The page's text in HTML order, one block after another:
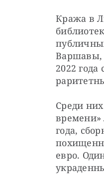
Кража в
Варшавы,
2022
Среди
времени»
года,
евро.